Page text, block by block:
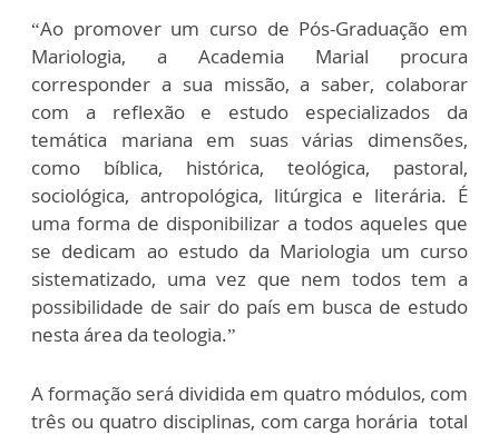
“Ao promover um curso de Pós-Graduação em
Mariologia, a Academia Marial procura
corresponder a sua missão, a saber, colaborar
com a reflexão e estudo especializados da
temática mariana em suas várias dimensões,
como bíblica, histórica, teológica, pastoral,
sociológica, antropológica, litúrgica e literária. É
uma forma de disponibilizar a todos aqueles que
se dedicam ao estudo da Mariologia um curso
sistematizado, uma vez que nem todos tem a
possibilidade de sair do país em busca de estudo
nesta área da teologia.”
A formação será dividida em quatro módulos, com
três ou quatro disciplinas, com carga horária total